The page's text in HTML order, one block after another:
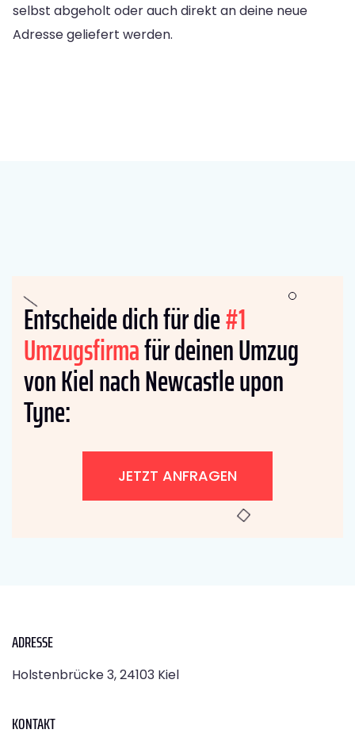
selbst abgeholt oder auch direkt an deine neue
Adresse geliefert werden.
Entscheide dich für die#1
Umzugsfirmafür deinen Umzug
von Kiel nach Newcastle upon
Tyne:
JETZT ANFRAGEN
ADRESSE
Holstenbrücke 3, 24103 Kiel
KONTAKT